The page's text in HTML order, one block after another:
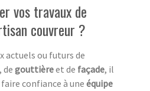
vos travaux de
couvreur ?
actuels ou futurs de
, de gouttièreet de façade, il
confiance à une équipe